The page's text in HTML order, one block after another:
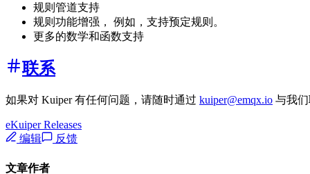
规则管道支持
规则功能增强， 例如，支持预定规则。
更多的数学和函数支持
联系
如果对 Kuiper 有任何问题，请随时通过 kuiper@emqx.io 与我
eKuiper Releases
编辑
反馈
文章作者